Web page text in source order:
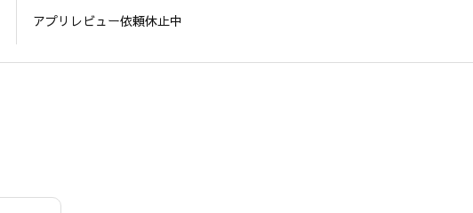
アプリレビュー依頼休止中